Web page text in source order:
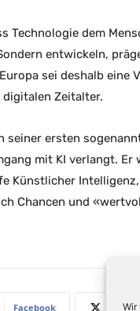
Wir
Technologie dem
entwickeln,
sei deshalb eine
Zeitalter.
seiner ersten
mit KI verlangt. Er
Künstlicher
Chancen und
Facebook X